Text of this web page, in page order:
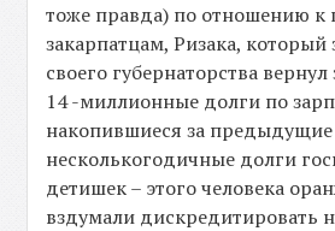
тоже правда) по отношению к
закарпатцам, Ризака, который
своего губернаторства
14 -миллионные долги по
накопившиеся за
несколькогодичные долги
детишек – этого человека
вздумали дискредитировать